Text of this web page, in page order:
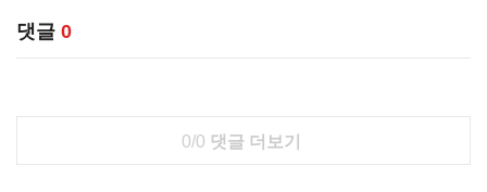
댓글 0
0/0 댓글 더보기